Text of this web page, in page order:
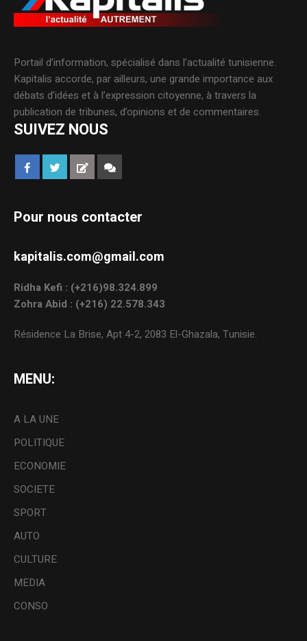
Portail d’information, spécialisé dans l’actualité tunisienne.
Kapitalis accorde, par ailleurs, une grande importance aux
débats d’idées et à l’expression citoyenne, à travers la
publication de tribunes, d’opinions et de commentaires.
SUIVEZ NOUS
Pour nous contacter
kapitalis.com@gmail.com
Ridha Kefi : (+216)98.324.899
Zohra Abid : (+216) 22.578.343
Résidence La Brise, Apt 4-2, 2083 El-Ghazala, Tunisie.
MENU:
A LA UNE
POLITIQUE
ECONOMIE
SOCIETE
SPORT
AUTO
CULTURE
MEDIA
CONSO